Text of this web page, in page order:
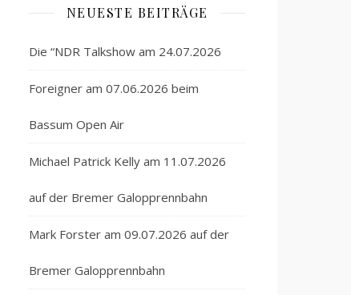
NEUESTE BEITRÄGE
Die “NDR Talkshow am 24.07.2026
Foreigner am 07.06.2026 beim
Bassum Open Air
Michael Patrick Kelly am 11.07.2026
auf der Bremer Galopprennbahn
Mark Forster am 09.07.2026 auf der
Bremer Galopprennbahn